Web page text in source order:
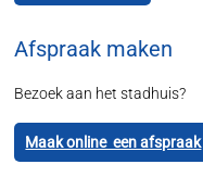
Afspraak maken
Bezoek aan het stadhuis?
Maak online een afspraak